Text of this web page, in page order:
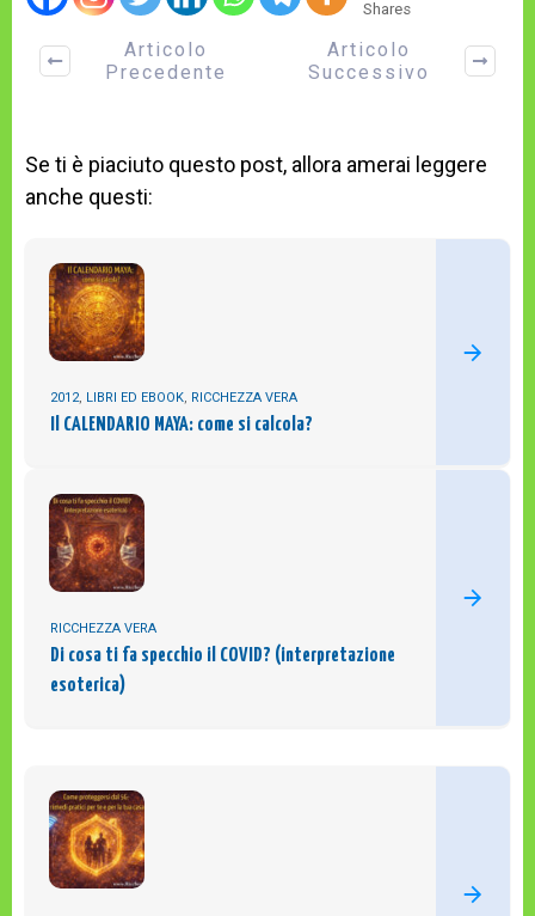
Shares
Articolo
Precedente
Articolo
Successivo
Se ti è piaciuto questo post, allora amerai leggere
anche questi:
2012, LIBRI ED EBOOK, RICCHEZZA VERA
Il CALENDARIO MAYA: come si calcola?
RICCHEZZA VERA
Di cosa ti fa specchio il COVID? (interpretazione
esoterica)